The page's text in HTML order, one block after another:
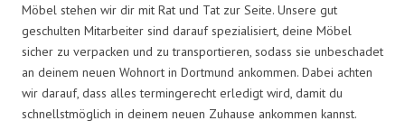
Möbel stehen wir dir mit Rat und Tat zur Seite. Unsere gut
geschulten Mitarbeiter sind darauf spezialisiert, deine Möbel
sicher zu verpacken und zu transportieren, sodass sie unbeschadet
an deinem neuen Wohnort in Dortmund ankommen. Dabei achten
wir darauf, dass alles termingerecht erledigt wird, damit du
schnellstmöglich in deinem neuen Zuhause ankommen kannst.